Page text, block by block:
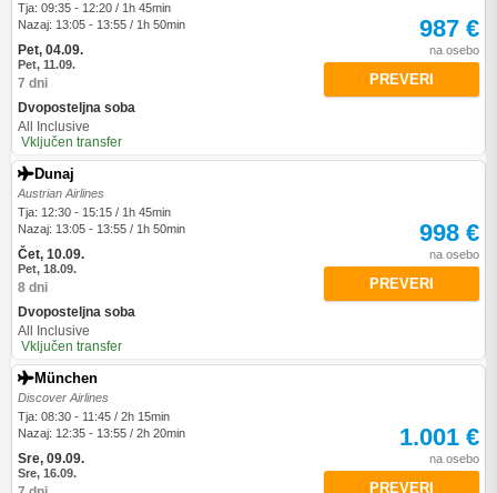
Tja: 09:35 - 12:20 / 1h 45min
Nazaj: 13:05 - 13:55 / 1h 50min
Pet, 04.09.
Pet, 11.09.
7 dni
Dvoposteljna soba
All Inclusive
Vključen transfer
987 €
na osebo
PREVERI
Dunaj
Austrian Airlines
Tja: 12:30 - 15:15 / 1h 45min
Nazaj: 13:05 - 13:55 / 1h 50min
Čet, 10.09.
Pet, 18.09.
8 dni
Dvoposteljna soba
All Inclusive
Vključen transfer
998 €
na osebo
PREVERI
München
Discover Airlines
Tja: 08:30 - 11:45 / 2h 15min
Nazaj: 12:35 - 13:55 / 2h 20min
Sre, 09.09.
Sre, 16.09.
1.001 €
na osebo
PREVERI